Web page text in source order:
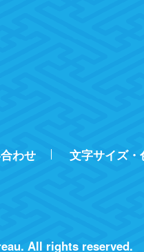
わせ 文字サイズ・
All rights reserved.